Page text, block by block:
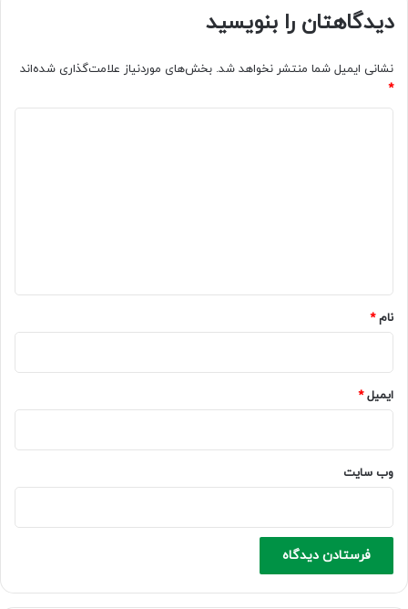
دیدگاهتان را بنویسید
نشانی ایمیل شما منتشر نخواهد شد. بخش‌های موردنیاز علامت‌گذاری شده‌اند
*
نام*
ایمیل*
وب‌ سایت